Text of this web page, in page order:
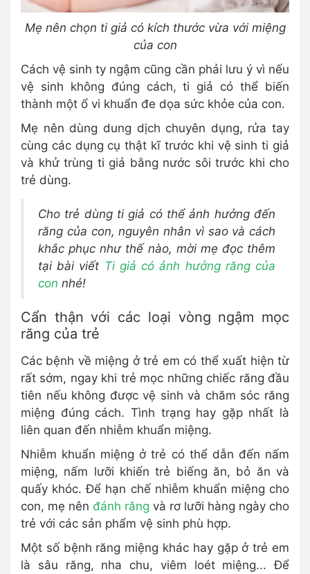
Mẹ nên chọn ti giả có kích thước vừa với miệng
của con
Cách vệ sinh ty ngậm cũng cần phải lưu ý vì nếu
vệ sinh không đúng cách, ti giả có thể biến
thành một ổ vi khuẩn đe dọa sức khỏe của con.
Mẹ nên dùng dung dịch chuyên dụng, rửa tay
cùng các dụng cụ thật kĩ trước khi vệ sinh ti giả
và khử trùng ti giả bằng nước sôi trước khi cho
trẻ dùng.
Cho trẻ dùng ti giả có thể ảnh hưởng đến
răng của con, nguyên nhân vì sao và cách
khắc phục như thế nào, mời mẹ đọc thêm
tại bài viết Ti giả có ảnh hưởng răng của
con nhé!
Cẩn thận với các loại vòng ngậm mọc
răng của trẻ
Các bệnh về miệng ở trẻ em có thể xuất hiện từ
rất sớm, ngay khi trẻ mọc những chiếc răng đầu
tiên nếu không được vệ sinh và chăm sóc răng
miệng đúng cách. Tình trạng hay gặp nhất là
liên quan đến nhiễm khuẩn miệng.
Nhiễm khuẩn miệng ở trẻ có thể dẫn đến nấm
miệng, nấm lưỡi khiến trẻ biếng ăn, bỏ ăn và
quấy khóc. Để hạn chế nhiễm khuẩn miệng cho
con, mẹ nên đánh răng và rơ lưỡi hàng ngày cho
trẻ với các sản phẩm vệ sinh phù hợp.
Một số bệnh răng miệng khác hay gặp ở trẻ em
là sâu răng, nha chu, viêm loét miệng... Để